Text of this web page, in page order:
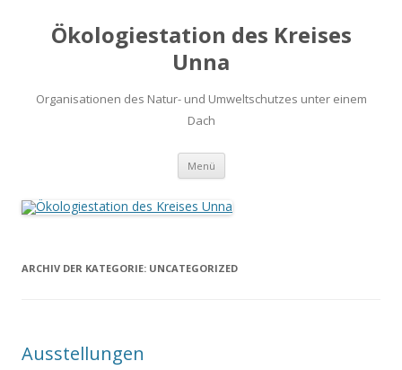
Ökologiestation des Kreises
Unna
Organisationen des Natur- und Umweltschutzes unter einem
Dach
Menü Zum
springen
ARCHIV DER KATEGORIE: UNCATEGORIZED
Ausstellungen